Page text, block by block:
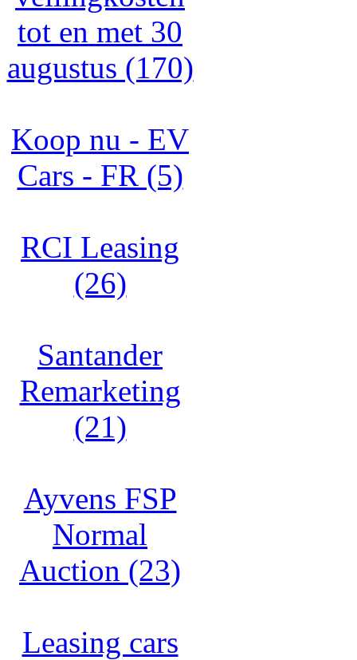
tot en met 30
augustus (170)
Koop nu - EV
Cars - FR (5)
RCI Leasing
(26)
Santander
Remarketing
(21)
Ayvens FSP
Normal
Auction (23)
Leasing cars